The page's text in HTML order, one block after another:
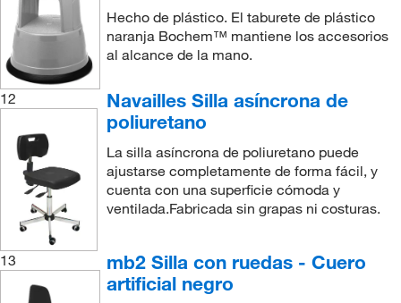
Hecho de plástico. El taburete de plástico
naranja Bochem™ mantiene los accesorios
al alcance de la mano.
12
Navailles Silla asíncrona de
poliuretano
La silla asíncrona de poliuretano puede
ajustarse completamente de forma fácil, y
cuenta con una superficie cómoda y
ventilada.Fabricada sin grapas ni costuras.
13
mb2 Silla con ruedas - Cuero
artificial negro